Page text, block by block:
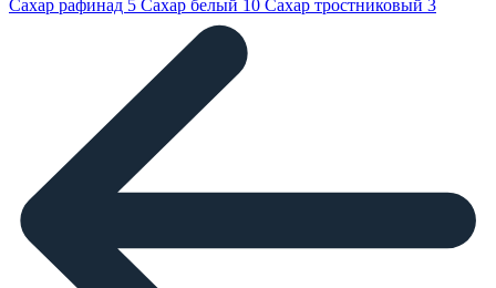
Сахар рафинад 5 Сахар белый 10 Сахар тростниковый 3